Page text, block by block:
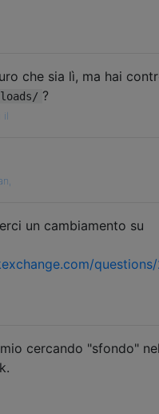
che sia lì, ma hai
?
il
un cambiamento su
cercando "sfondo"